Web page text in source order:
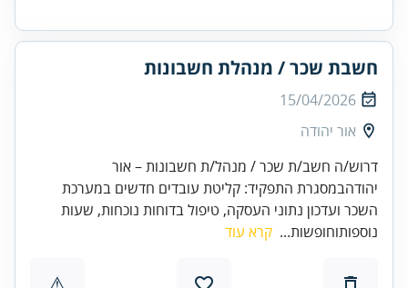
חשבת שכר / מנהלת חשבונות
15/04/2026
אור יהודה
דרוש/ה חשב/ת שכר / מנהל/ת חשבונות – אור
יהודהבמסגרת התפקיד: קליטת עובדים חדשים במערכת
השכר ועדכון נתוני העסקה, טיפול בדוחות נוכחות, שעות
נוספותוחופשות... קרא עוד